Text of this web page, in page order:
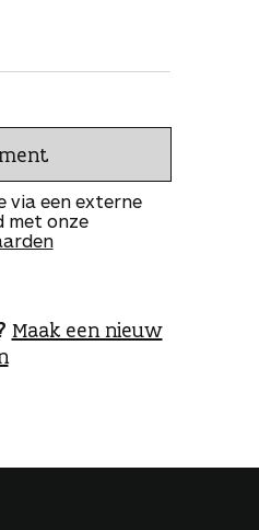
via een externe
met onze
Maak een nieuw